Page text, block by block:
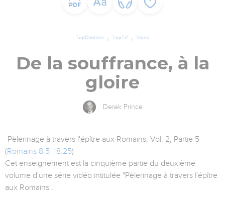
TopChrétien TopTV Vidéo
De la souffrance, à la
gloire
Derek Prince
Pèlerinage à travers l'épître aux Romains, Vol. 2, Partie 5
(Romains 8:5 - 8:25)
Cet enseignement est la cinquième partie du deuxième
volume d'une série vidéo intitulée "Pèlerinage à travers l'épître
aux Romains".